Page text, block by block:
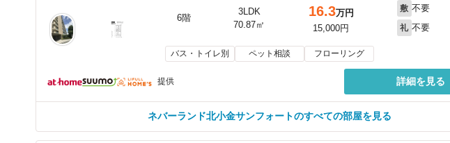
6階
3LDK
70.87㎡
16.3万円
15,000円
敷 不要
礼 不要
バス・トイレ別 ペット相談 フローリング
提供 詳細を見る
ネバーランド北小金サンフォートのすべての部屋を見る